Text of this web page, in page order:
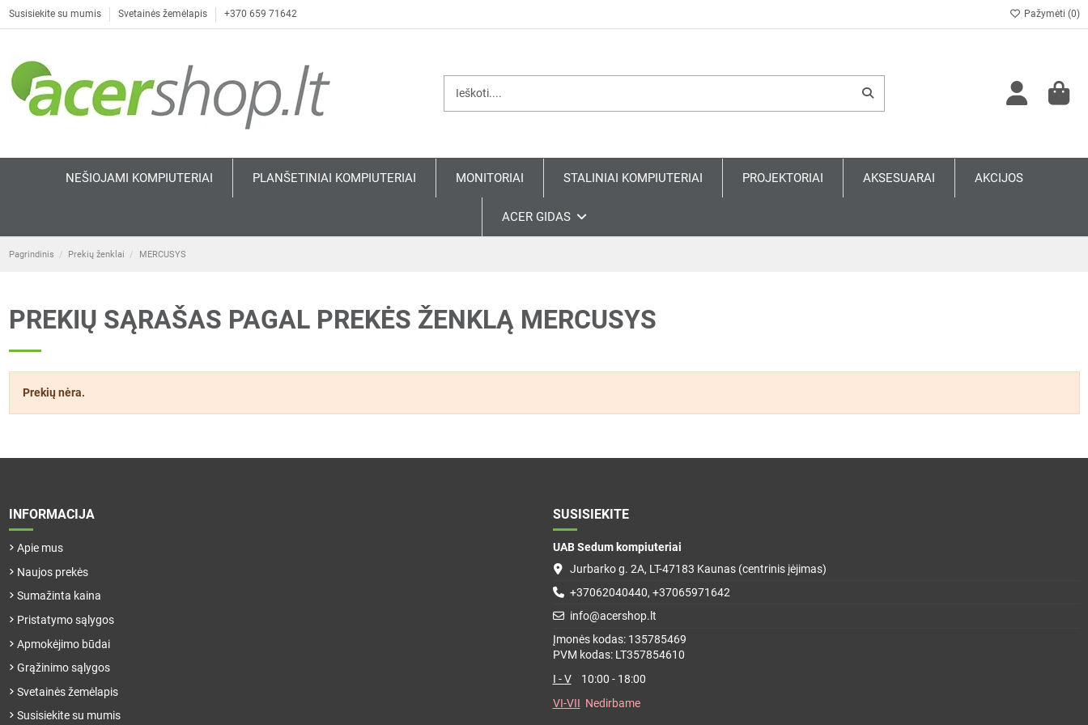
Susisiekite su mumis Svetainės žemėlapis +370 659 71642 Pažymėti (0)
NEŠIOJAMI KOMPIUTERIAI PLANŠETINIAI KOMPIUTERIAI MONITORIAI STALINIAI KOMPIUTERIAI PROJEKTORIAI AKSESUARAI AKCIJOS
ACER GIDAS
Pagrindinis Prekių ženklai MERCUSYS
PREKIŲ SĄRAŠAS PAGAL PREKĖS ŽENKLĄ MERCUSYS
Prekių nėra.
INFORMACIJA
Apie mus
Naujos prekės
Sumažinta kaina
Pristatymo sąlygos
Apmokėjimo būdai
Grąžinimo sąlygos
Svetainės žemėlapis
Susisiekite su mumis
SUSISIEKITE
UAB Sedum kompiuteriai
Jurbarko g. 2A, LT-47183 Kaunas (centrinis įėjimas)
+37062040440, +37065971642
info@acershop.lt
Įmonės kodas: 135785469
PVM kodas: LT357854610
I - V10:00 - 18:00
VI-VII Nedirbame